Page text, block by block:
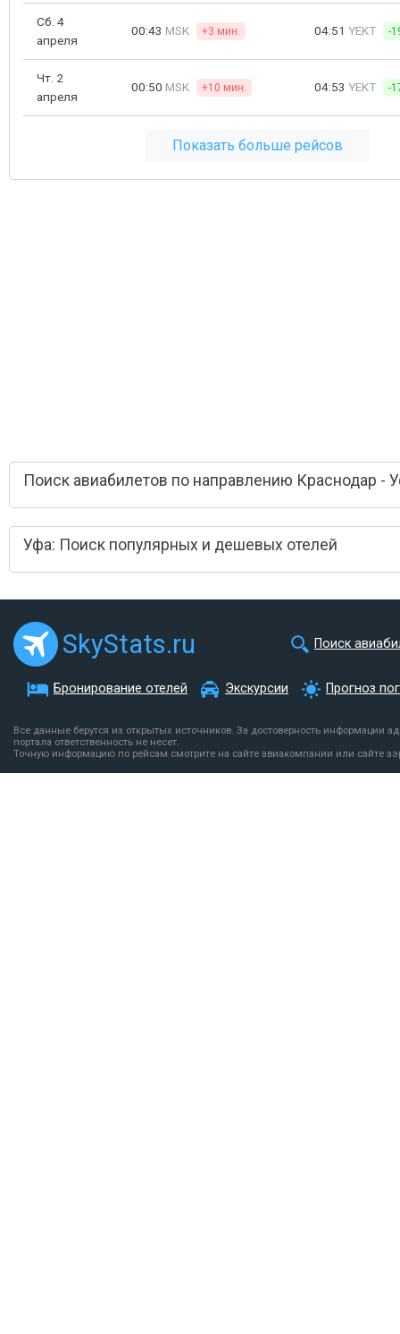
Сб. 4
апреля
00:43 MSK +3 мин. 04:51 YEKT -
Чт. 2
апреля
00:50 MSK +10 мин. 04:53 YEKT -
Показать больше рейсов
Поиск авиабилетов по направлению Краснодар -
Уфа: Поиск популярных и дешевых отелей
SkyStats.ru Поиск
Бронирование отелей Экскурсии Прогноз
Все данные берутся из открытых источников. За достоверность информации
портала ответственность не несет.
Точную информацию по рейсам смотрите на сайте авиакомпании или сайте